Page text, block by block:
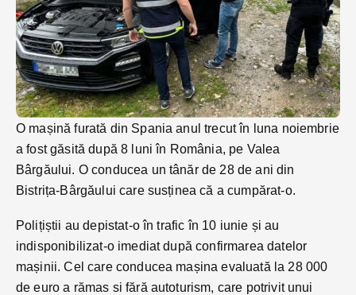
O mașină furată din Spania anul trecut în luna noiembrie
a fost găsită după 8 luni în România, pe Valea
Bârgăului. O conducea un tânăr de 28 de ani din
Bistrița-Bârgăului care susținea că a cumpărat-o.
Polițiștii au depistat-o în trafic în 10 iunie și au
indisponibilizat-o imediat după confirmarea datelor
mașinii. Cel care conducea mașina evaluată la 28 000
de euro a rămas si fără autoturism, care potrivit unui